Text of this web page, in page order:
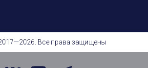
Все права защищены